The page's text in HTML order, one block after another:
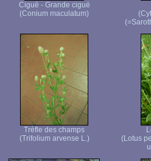
Ciguë - Grande ciguë
(Conium maculatum)
Trèfle des champs
(Trifolium arvense L.)
(Lotus